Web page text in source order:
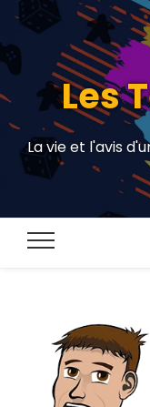
Les
La vie et l'avis